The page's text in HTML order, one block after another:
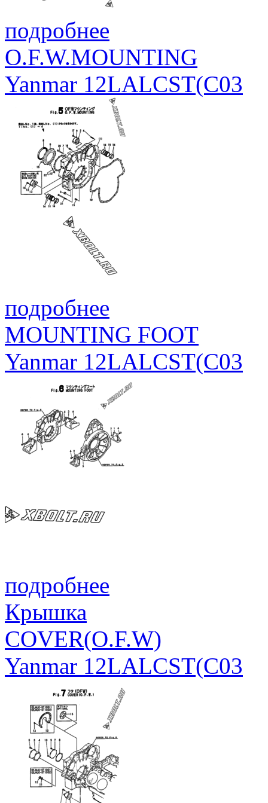
подробнее
O.F.W.MOUNTING
Yanmar 12LALCST(C03
подробнее
MOUNTING FOOT
Yanmar 12LALCST(C03
подробнее
Крышка
COVER(O.F.W)
Yanmar 12LALCST(C03